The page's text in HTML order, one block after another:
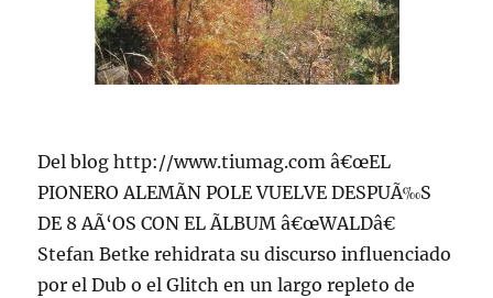
Del blog http://www.tiumag.com â€œEL
PIONERO ALEMÃN POLE VUELVE DESPUÃ‰S
DE 8 AÃ‘OS CON EL ÃLBUM â€œWALDâ€
Stefan Betke rehidrata su discurso influenciado
por el Dub o el Glitch en un largo repleto de